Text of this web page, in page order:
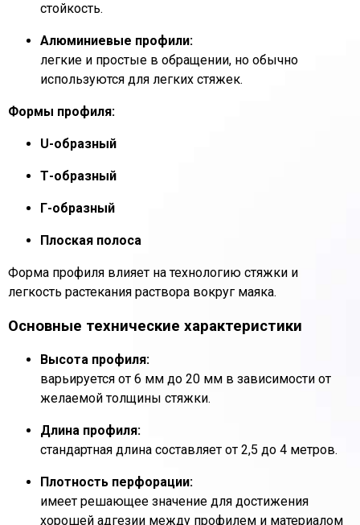
стойкость.
Алюминиевые профили:
легкие и простые в обращении, но обычно
используются для легких стяжек.
Формы профиля:
U-образный
Т-образный
Г-образный
Плоская полоса
Форма профиля влияет на технологию стяжки и
легкость растекания раствора вокруг маяка.
Основные технические характеристики
Высота профиля:
варьируется от 6 мм до 20 мм в зависимости от
желаемой толщины стяжки.
Длина профиля:
стандартная длина составляет от 2,5 до 4 метров.
Плотность перфорации:
имеет решающее значение для достижения
хорошей адгезии между профилем и материалом